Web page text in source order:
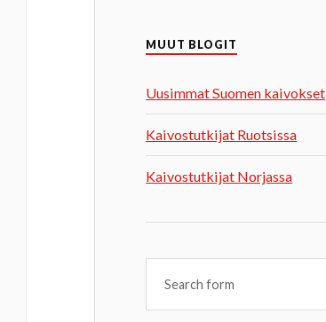
MUUT BLOGIT
Uusimmat Suomen kaivokset
Kaivostutkijat Ruotsissa
Kaivostutkijat Norjassa